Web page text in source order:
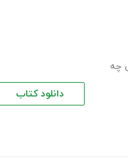
چه
دانلود کتاب